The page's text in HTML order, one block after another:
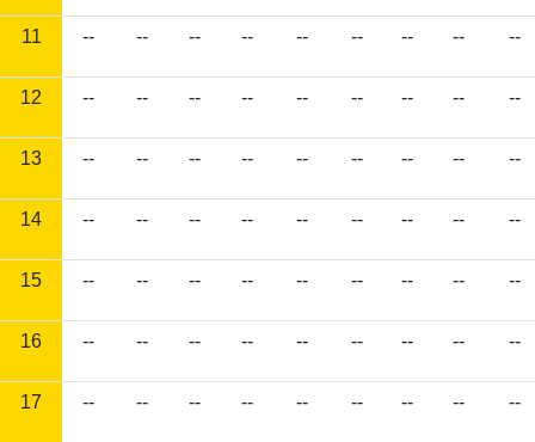
11 -- -- -- -- -- -- -- -- --
12 -- -- -- -- -- -- -- -- --
13 -- -- -- -- -- -- -- -- --
14 -- -- -- -- -- -- -- -- --
15 -- -- -- -- -- -- -- -- --
16 -- -- -- -- -- -- -- -- --
17 -- -- -- -- -- -- -- -- --